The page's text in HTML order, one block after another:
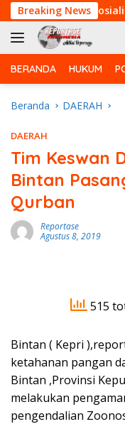
Langsung
ke
konten
Breaking News
Berikan Sosialisasi
BERANDA HUKUM
Beranda DAERAH
DAERAH
Tim Keswan
Bintan
Qurban
Reportase
Agustus 8, 2019
515
Bintan ( Kepri
ketahanan pangan
Bintan ,Provinsi
melakukan
pengendalian